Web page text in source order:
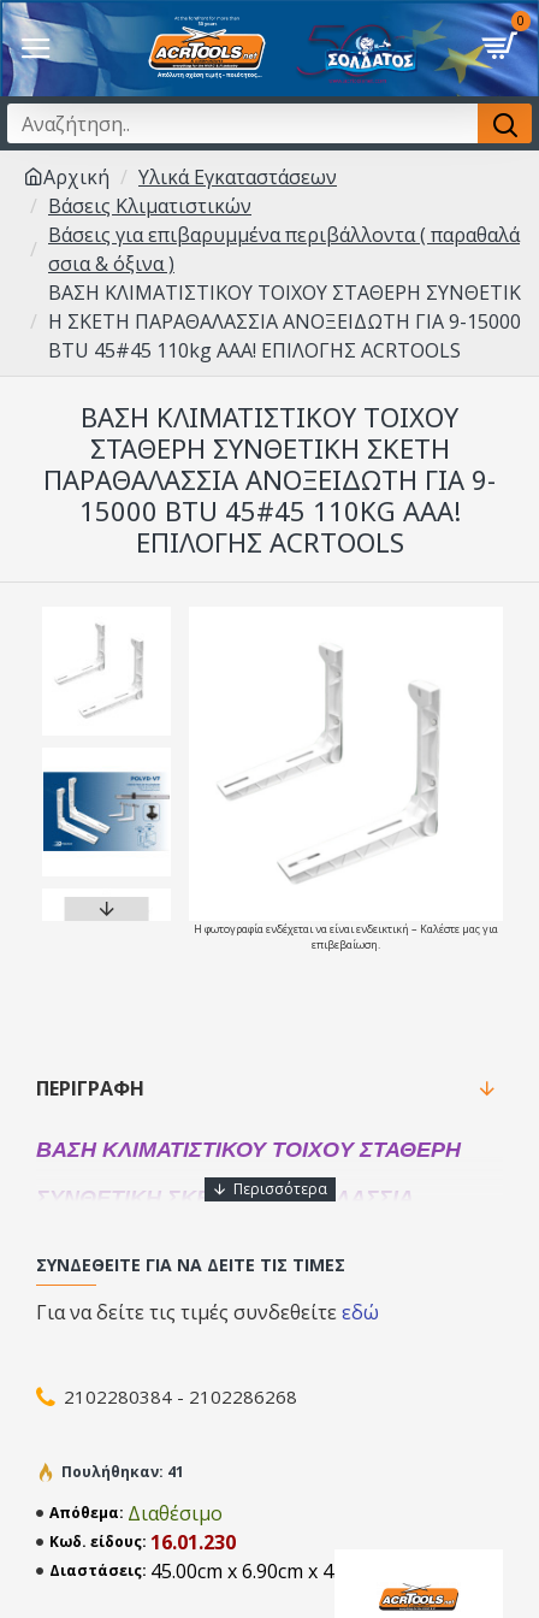
0
Αρχική
Υλικά Εγκαταστάσεων
Βάσεις Κλιματιστικών
Βάσεις για επιβαρυμμένα περιβάλλοντα ( παραθαλά
σσια & όξινα )
ΒΑΣΗ ΚΛΙΜΑΤΙΣΤΙΚΟΥ TOIXOY ΣΤΑΘΕΡΗ ΣΥΝΘΕΤΙΚ
Η ΣΚΕΤΗ ΠΑΡΑΘΑΛΑΣΣΙΑ ΑΝΟΞΕΙΔΩΤΗ ΓΙΑ 9-15000
BTU 45#45 110kg AAA! ΕΠΙΛΟΓΗΣ ACRTOOLS
ΒΑΣΗ ΚΛΙΜΑΤΙΣΤΙΚΟΥ TOIXOY
ΣΤΑΘΕΡΗ ΣΥΝΘΕΤΙΚΗ ΣΚΕΤΗ
ΠΑΡΑΘΑΛΑΣΣΙΑ ΑΝΟΞΕΙΔΩΤΗ ΓΙΑ 9-
15000 BTU 45#45 110KG AAA!
ΕΠΙΛΟΓΗΣ ACRTOOLS
Η φωτογραφία ενδέχεται να είναι ενδεικτική – Καλέστε μας για
επιβεβαίωση.
ΠΕΡΙΓΡΑΦΉ
ΒΑΣΗ ΚΛΙΜΑΤΙΣΤΙΚΟΥ TOIXOY ΣΤΑΘΕΡΗ
ΣΥΝΘΕΤΙΚΗ ΣΚΕΤΗ ΠΑΡΑΘΑΛΑΣΣΙΑ
Πωλείται με το σετ (1 σετ = 2 τμχ. = 1 ΜΗΧΑΝΗΜΑ )
επιβαρυμμένες καιρικά ή παραθαλάσσιες περιοχές.
πολυαμίδιο ) για αντοχή , βάρος εως και 110Kg αλλά και
πλήρη πιστοποιητικά για όλα τα test, υποκαθιστά απόλυτα
την ανάγκη για ΑΝΟΞΕΙΔΩΤΗ, όντας ταυτόχρονα πολύ πιο
οικονομική, ασφαλής, εύκολη στην εγκατάσταση, ποιοτική,
ΣΥΝΔΕΘΕΊΤΕ ΓΙΑ ΝΑ ΔΕΊΤΕ ΤΙΣ ΤΙΜΈΣ
Για να δείτε τις τιμές συνδεθείτεεδώ
2102280384 - 2102286268
Απόθεμα: Διαθέσιμο
Κωδ. είδους: 16.01.230
Διαστάσεις: 45.00cm x 6.90cm x 45.00cm
Πουλήθηκαν: 41